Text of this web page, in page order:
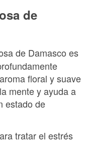
de
de Damasco es
floral y suave
mente y ayuda a
estado de
tratar el estrés